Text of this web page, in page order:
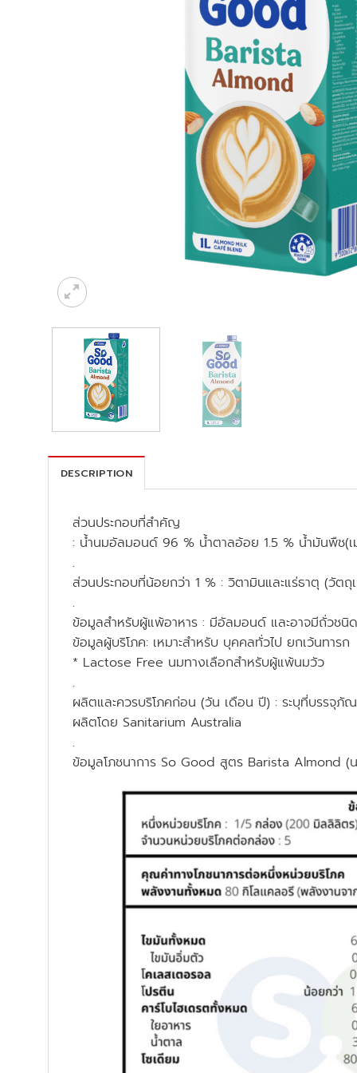
DESCRIPTION
ส่วนประกอบที่สำคัญ
: น้ำนมอัลมอนด์ 96 % น้ำตาลอ้อย 1.5 % น้ำมันพืช(
.
ส่วนประกอบที่น้อยกว่า 1 % : วิตามินและแร่ธาตุ (วัตถุ
.
ข้อมูลสำหรับผู้แพ้อาหาร : มีอัลมอนด์ และอาจมีถั่วชนิ
ข้อมูลผู้บริโภค: เหมาะสำหรับ บุคคลทั่วไป ยกเว้นทารก
* Lactose Free นมทางเลือกสำหรับผู้แพ้นมวัว
.
ผลิตและควรบริโภคก่อน (วัน เดือน ปี) : ระบุที่บรรจุ
ผลิตโดย Sanitarium Australia
.
ข้อมูลโภชนาการ So Good สูตร Barista Almond